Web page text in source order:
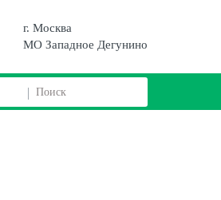
г. Москва
МО Западное Дегунино